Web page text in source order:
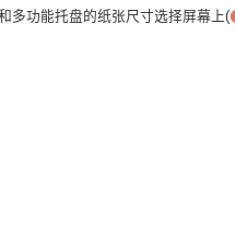
多功能托盘的纸张尺寸选择屏幕上(